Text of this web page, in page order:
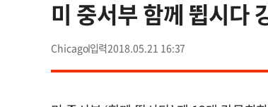
미 중서부 함께 뜁시다
Chicago 2018.05.21 16:37